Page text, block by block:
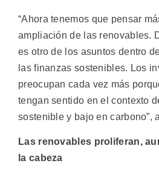
“Ahora tenemos que pensar
ampliación de las renovables.
es otro de los asuntos dentro
las finanzas sostenibles. Los
preocupan cada vez más
tengan sentido en el contexto
sostenible y bajo en carbono”,
Las renovables proliferan,
la cabeza